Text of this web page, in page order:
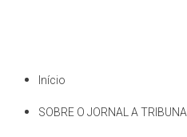
Início
SOBRE O JORNAL A TRIBUNA